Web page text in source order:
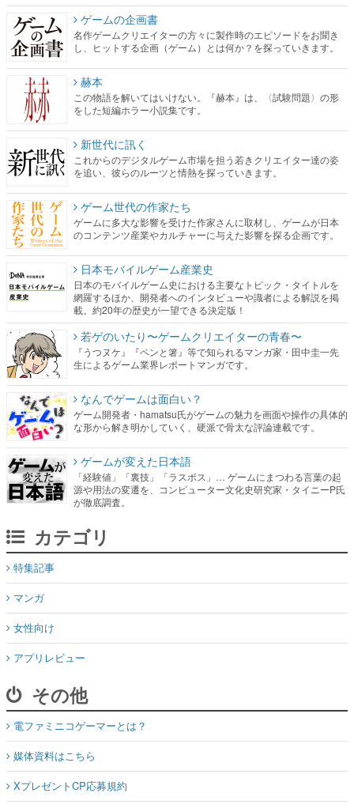
ゲームの企画書
名作ゲームクリエイターの方々に製作時のエピソードをお聞き
し、ヒットする企画（ゲーム）とは何か？を探っていきます。
赫本
この物語を解いてはいけない。『赫本』は、〈試験問題〉の形
をした短編ホラー小説集です。
新世代に訊く
これからのデジタルゲーム市場を担う若きクリエイター達の姿
を追い、彼らのルーツと情熱を探っていきます。
ゲーム世代の作家たち
ゲームに多大な影響を受けた作家さんに取材し、ゲームが日本
のコンテンツ産業やカルチャーに与えた影響を探る企画です。
日本モバイルゲーム産業史
日本のモバイルゲーム史における主要なトピック・タイトルを
網羅するほか、開発者へのインタビューや識者による解説を掲
載。約20年の歴史が一望できる決定版！
若ゲのいたり〜ゲームクリエイターの青春〜
『うつヌケ』『ペンと箸』等で知られるマンガ家・田中圭一先
生によるゲーム業界レポートマンガです。
なんでゲームは面白い？
ゲーム開発者・hamatsu氏がゲームの魅力を画面や操作の具体的
な形から解き明かしていく、硬派で骨太な評論連載です。
ゲームが変えた日本語
「経験値」「裏技」「ラスボス」… ゲームにまつわる言葉の起
源や用法の変遷を、コンピューター文化史研究家・タイニーP氏
が徹底調査。
カテゴリ
特集記事
マンガ
女性向け
アプリレビュー
その他
電ファミニコゲーマーとは？
媒体資料はこちら
XプレゼントCP応募規約